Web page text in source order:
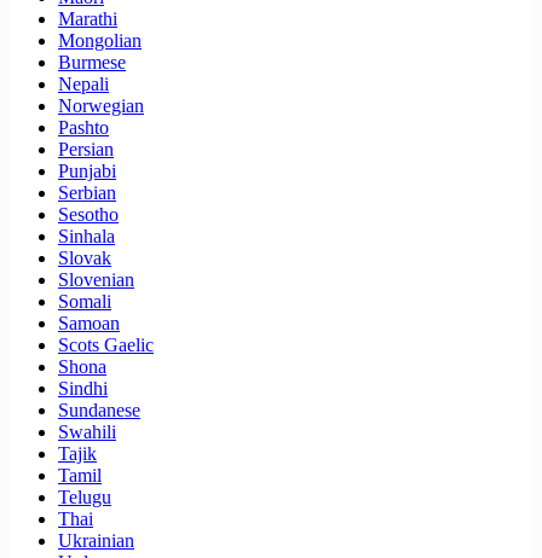
Marathi
Mongolian
Burmese
Nepali
Norwegian
Pashto
Persian
Punjabi
Serbian
Sesotho
Sinhala
Slovak
Slovenian
Somali
Samoan
Scots Gaelic
Shona
Sindhi
Sundanese
Swahili
Tajik
Tamil
Telugu
Thai
Ukrainian